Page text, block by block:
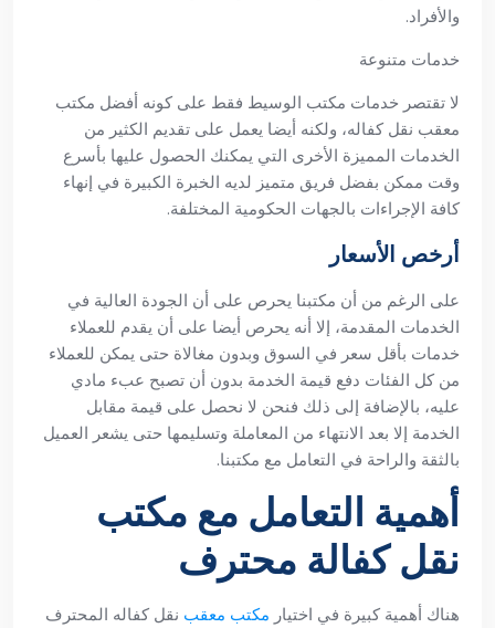
والأفراد.
خدمات متنوعة
لا تقتصر خدمات مكتب الوسيط فقط على كونه أفضل مكتب
معقب نقل كفاله، ولكنه أيضا يعمل على تقديم الكثير من
الخدمات المميزة الأخرى التي يمكنك الحصول عليها بأسرع
وقت ممكن بفضل فريق متميز لديه الخبرة الكبيرة في إنهاء
كافة الإجراءات بالجهات الحكومية المختلفة.
أرخص الأسعار
على الرغم من أن مكتبنا يحرص على أن الجودة العالية في
الخدمات المقدمة، إلا أنه يحرص أيضا على أن يقدم للعملاء
خدمات بأقل سعر في السوق وبدون مغالاة حتى يمكن للعملاء
من كل الفئات دفع قيمة الخدمة بدون أن تصبح عبء مادي
عليه، بالإضافة إلى ذلك فنحن لا نحصل على قيمة مقابل
الخدمة إلا بعد الانتهاء من المعاملة وتسليمها حتى يشعر العميل
بالثقة والراحة في التعامل مع مكتبنا.
أهمية التعامل مع مكتب
نقل كفالة محترف
هناك أهمية كبيرة في اختيار مكتب معقب نقل كفاله المحترف